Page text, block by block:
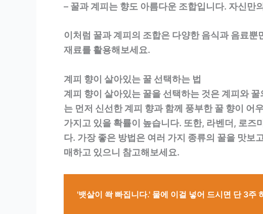
– 꿀과 계피는 향도 아름다운 조합입니다. 자신만
이처럼 꿀과 계피의 조합은 다양한 음식과 음료
재료를 활용해보세요.
계피 향이 살아있는 꿀 선택하는 법
계피 향이 살아있는 꿀을 선택하는 것은 계피와
는 먼저 신선한 계피 향과 함께 풍부한 꿀 향이 어
가지고 있을 확률이 높습니다. 또한, 라벤더, 로즈
다. 가장 좋은 방법은 여러 가지 종류의 꿀을 맛보
매하고 있으니 참고해보세요.
'뱃살이 쏵 빠집니다.' 물에 이걸 넣어 드시면 단 3주